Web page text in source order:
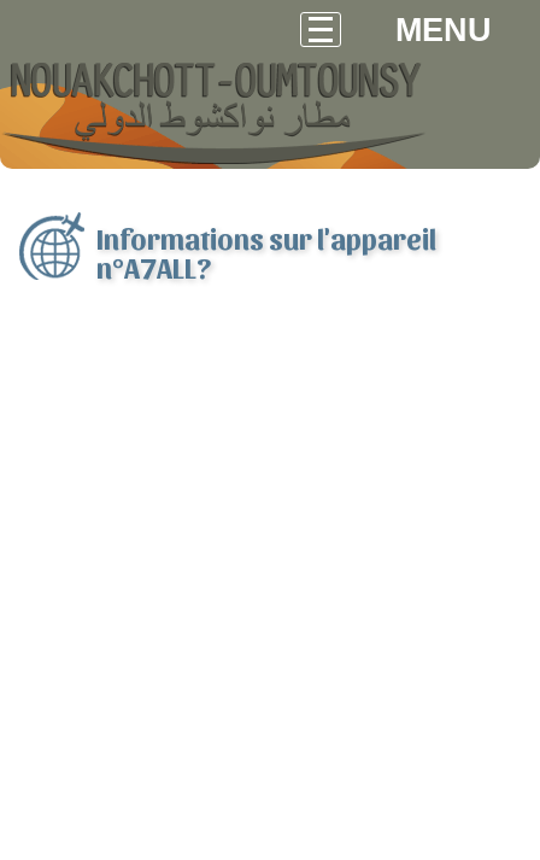
MENU
Informations sur l'appareil
n°A7ALL?